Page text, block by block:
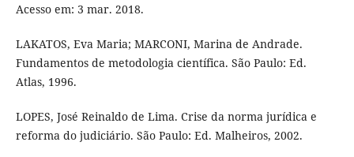
Acesso em: 3 mar. 2018.
LAKATOS, Eva Maria; MARCONI, Marina de Andrade.
Fundamentos de metodologia científica. São Paulo: Ed.
Atlas, 1996.
LOPES, José Reinaldo de Lima. Crise da norma jurídica e
reforma do judiciário. São Paulo: Ed. Malheiros, 2002.